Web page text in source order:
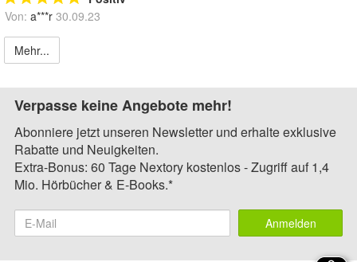
Von: a***r 30.09.23
Mehr...
Verpasse keine Angebote mehr!
Abonniere jetzt unseren Newsletter und erhalte exklusive
Rabatte und Neuigkeiten.
Extra-Bonus: 60 Tage Nextory kostenlos - Zugriff auf 1,4
Mio. Hörbücher & E-Books.*
Anmelden